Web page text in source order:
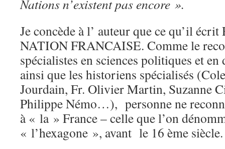
Nations n’existent pas encore ».
Je concède à l’ auteur que ce qu’il
NATION FRANCAISE. Comme le
spécialistes en sciences politiques et
ainsi que les historiens spécialisés
Jourdain, Fr. Olivier Martin, Suzanne
Philippe Némo…), personne ne
à « la » France – celle que l’on
« l’hexagone », avant le 16 ème siècle.